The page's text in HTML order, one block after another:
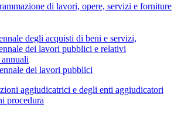
di lavori, opere, servizi e forniture
degli acquisti di beni e servizi,
dei lavori pubblici e relativi
dei lavori pubblici
aggiudicatrici e degli enti aggiudicatori
procedura